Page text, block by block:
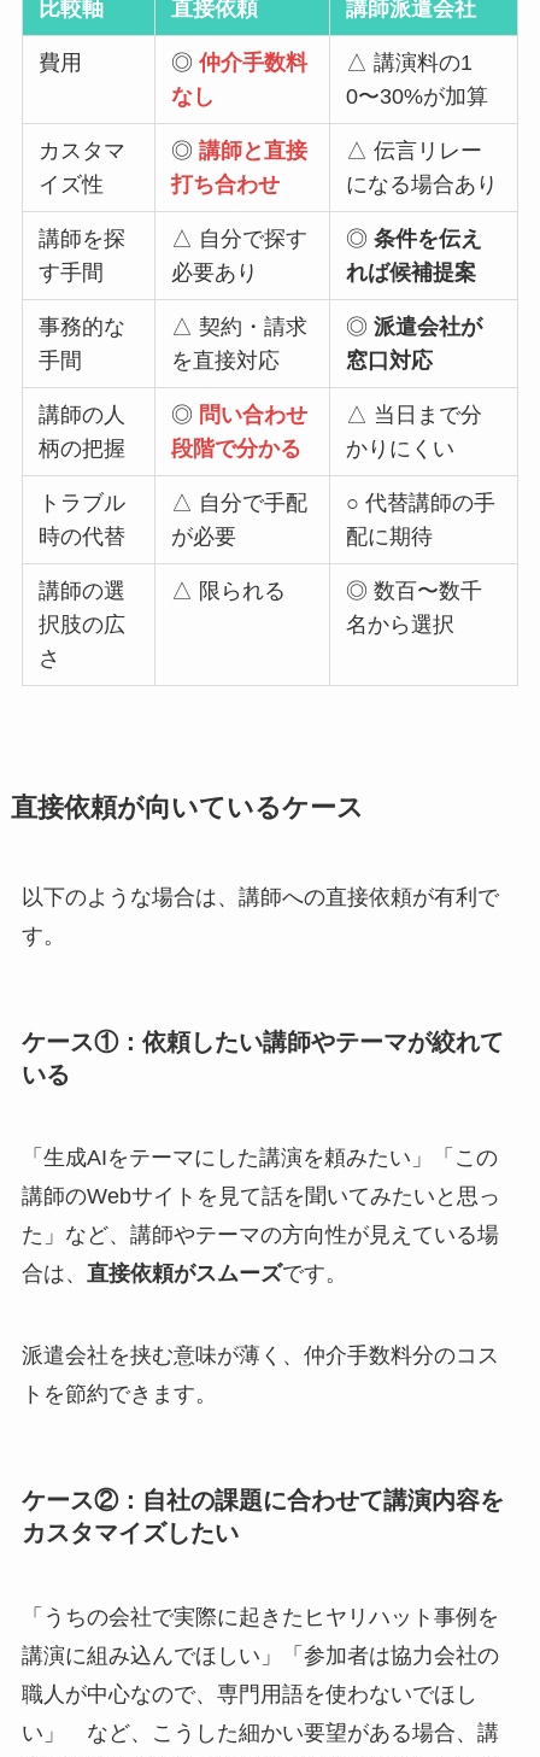
比較軸 直接依頼 講師派遣会社
費用 ◎仲介手数料
なし
△ 講演料の1
0〜30%が加算
カスタマ
イズ性
◎講師と直接
打ち合わせ
△ 伝言リレー
になる場合あり
講師を探
す手間
△ 自分で探す
必要あり
◎条件を伝え
れば候補提案
事務的な
手間
△ 契約・請求
を直接対応
◎派遣会社が
窓口対応
講師の人
柄の把握
◎ 問い合わせ
段階で分かる
△ 当日まで分
かりにくい
トラブル
時の代替
△ 自分で手配
が必要
○ 代替講師の手
配に期待
講師の選
択肢の広
さ
△ 限られる
◎ 数百〜数千
名から選択
直接依頼が向いているケース
以下のような場合は、講師への直接依頼が有利で
す。
ケース①：依頼したい講師やテーマが絞れて
いる
「生成AIをテーマにした講演を頼みたい」「この
講師のWebサイトを見て話を聞いてみたいと思っ
た」など、講師やテーマの方向性が見えている場
合は、 直接依頼がスムーズです。
派遣会社を挟む意味が薄く、仲介手数料分のコス
トを節約できます。
ケース②：自社の課題に合わせて講演内容を
カスタマイズしたい
「うちの会社で実際に起きたヒヤリハット事例を
講演に組み込んでほしい」「参加者は協力会社の
職人が中心なので、専門用語を使わないでほし
い」 など、こうした細かい要望がある場合、講